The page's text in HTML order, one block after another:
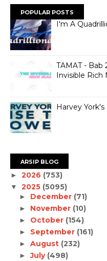
POPULAR POSTS
I'm A
TAMAT - Bab
Invisible Rich
Harvey
ARSIP BLOG
► 2026 (753)
▼ 2025 (5095)
► December (71)
► November (10)
► October (154)
► September (161)
► August (232)
►July (498)